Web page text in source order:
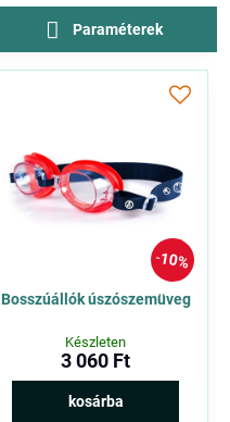
Paraméterek
10%
Bosszúállók úszószemüveg
Készleten
3 060 Ft
kosárba